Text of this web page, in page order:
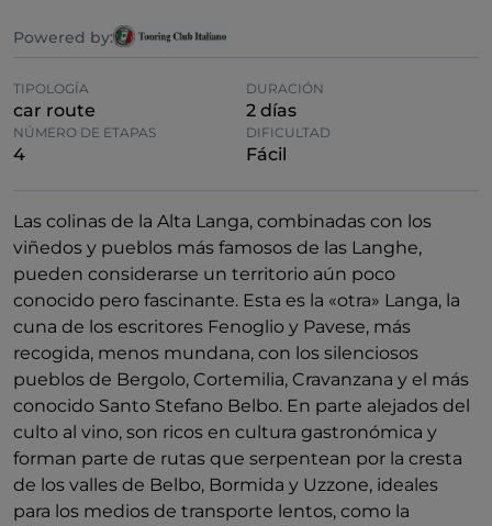
Powered by:
TIPOLOGÍA
car route
DURACIÓN
2 días
NÚMERO DE ETAPAS
4
DIFICULTAD
Fácil
Las colinas de la Alta Langa, combinadas con los
viñedos y pueblos más famosos de las Langhe,
pueden considerarse un territorio aún poco
conocido pero fascinante. Esta es la «otra» Langa, la
cuna de los escritores Fenoglio y Pavese, más
recogida, menos mundana, con los silenciosos
pueblos de Bergolo, Cortemilia, Cravanzana y el más
conocido Santo Stefano Belbo. En parte alejados del
culto al vino, son ricos en cultura gastronómica y
forman parte de rutas que serpentean por la cresta
de los valles de Belbo, Bormida y Uzzone, ideales
para los medios de transporte lentos, como la